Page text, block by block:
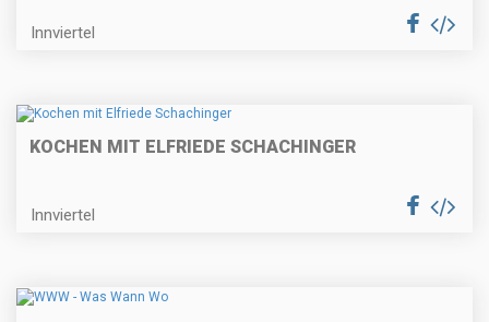
Innviertel
KOCHEN MIT ELFRIEDE SCHACHINGER
Innviertel